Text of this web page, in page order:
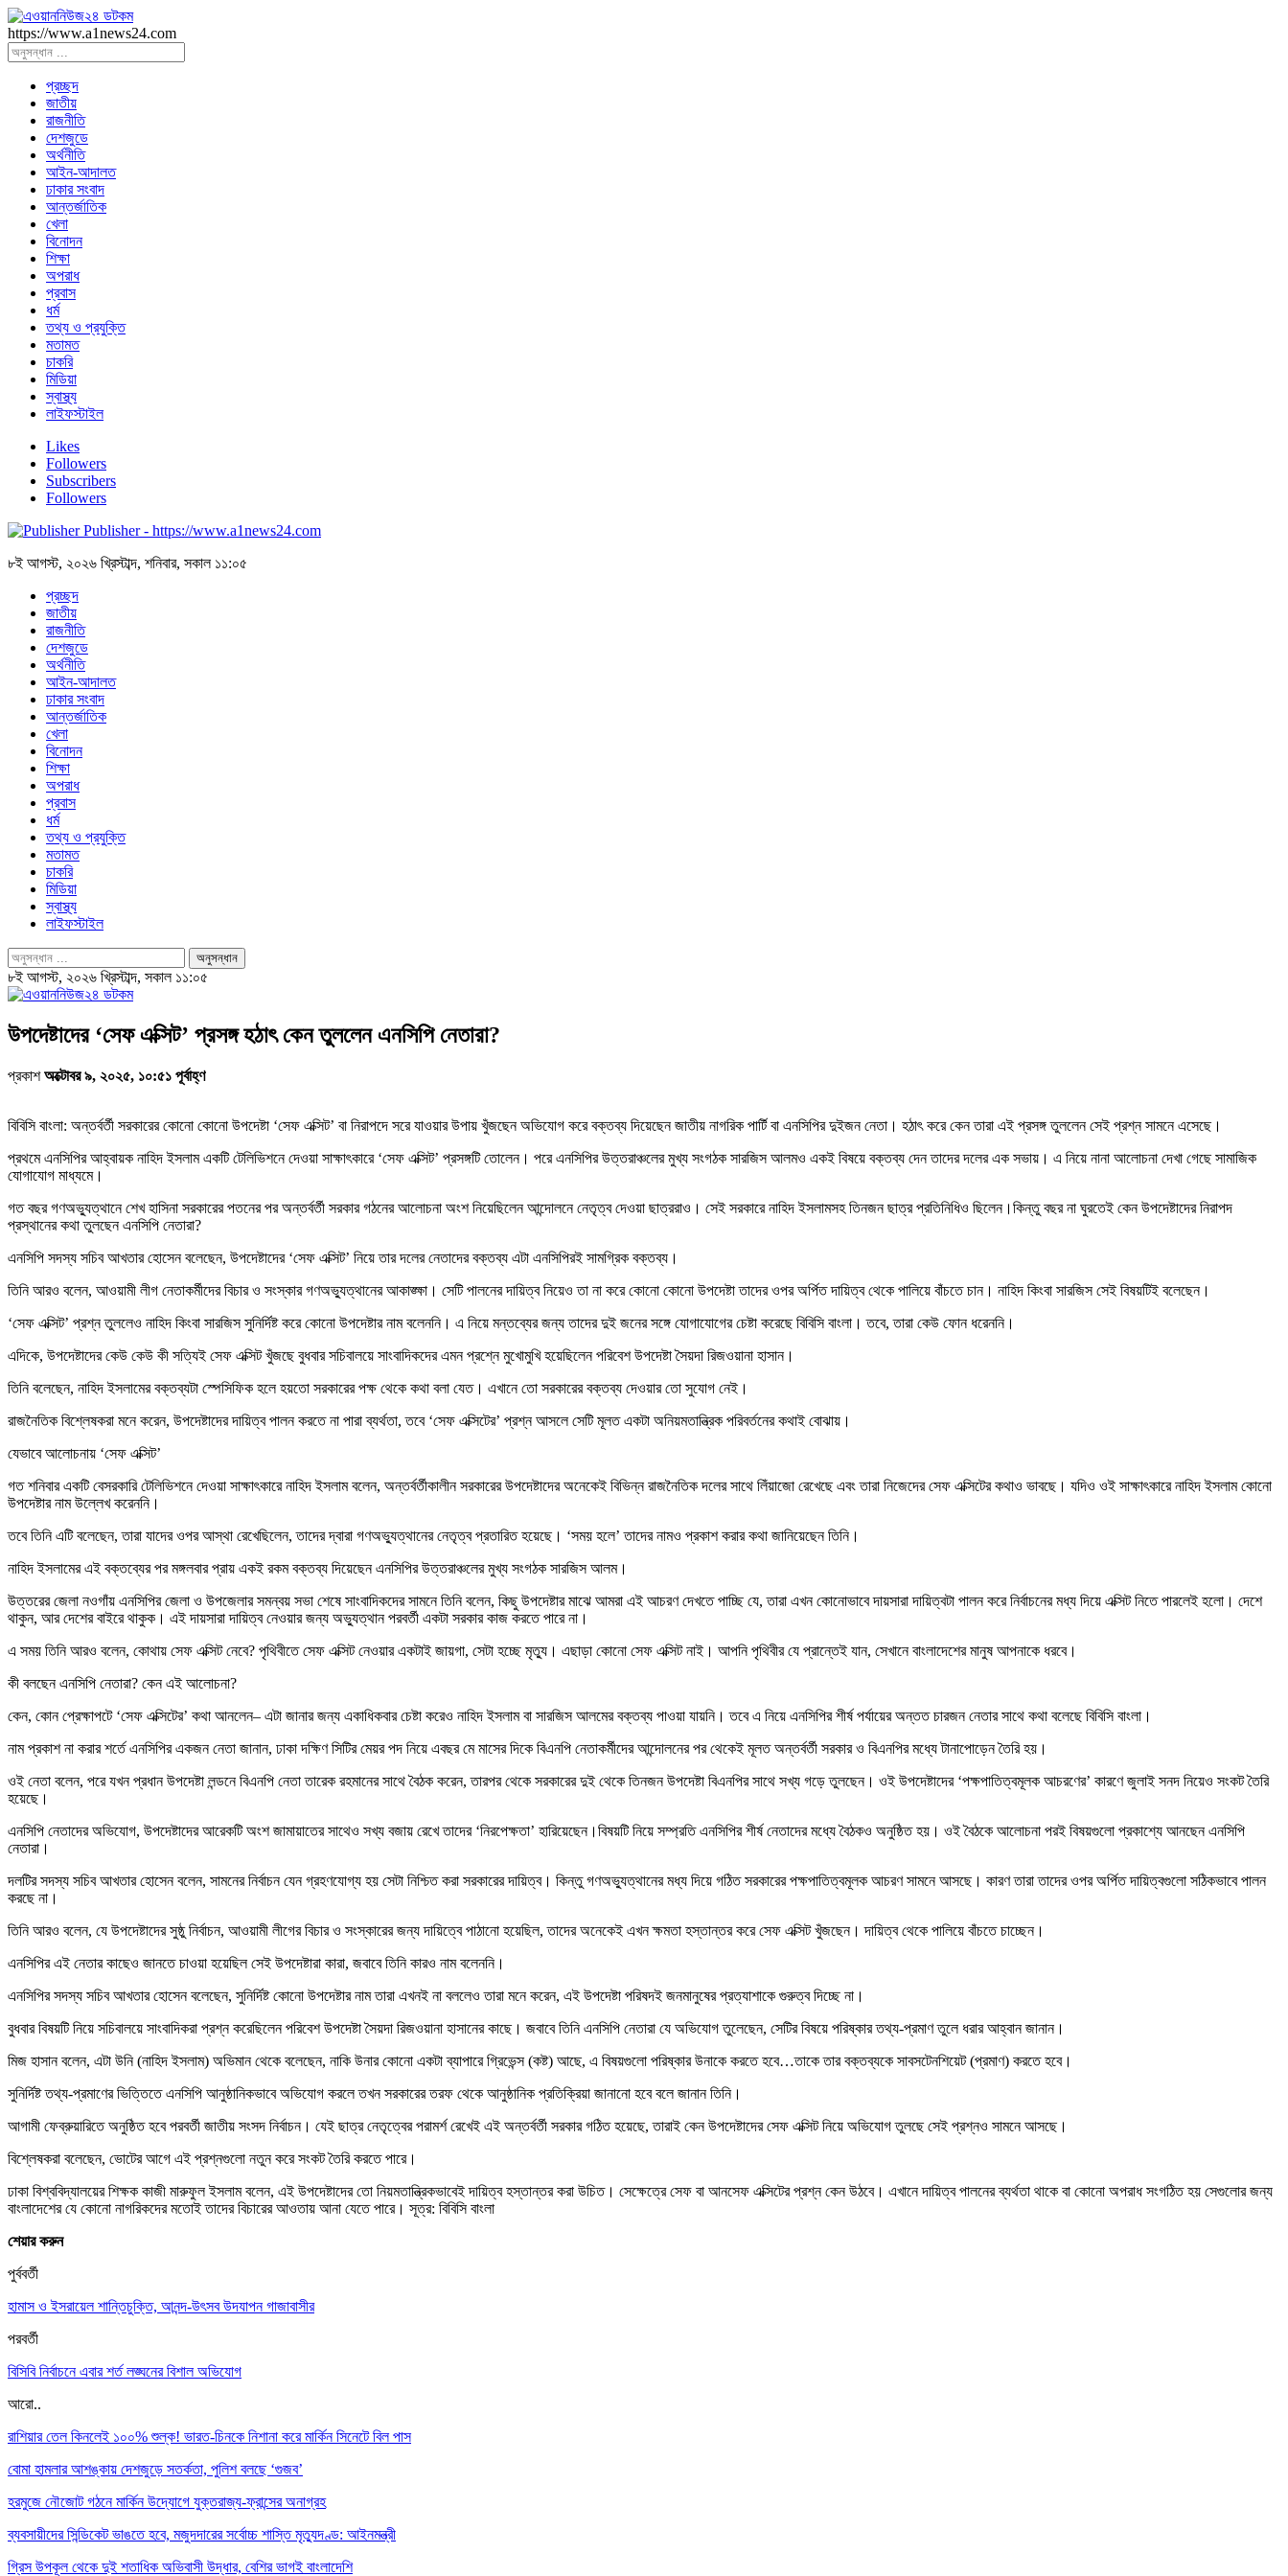
https://www.a1news24.com
প্রচ্ছদ
জাতীয়
রাজনীতি
দেশজুডে
অর্থনীতি
আইন-আদালত
ঢাকার সংবাদ
আন্তর্জাতিক
খেলা
বিনোদন
শিক্ষা
অপরাধ
প্রবাস
ধর্ম
তথ্য ও প্রযুক্তি
মতামত
চাকরি
মিডিয়া
স্বাস্থ্য
লাইফস্টাইল
Likes
Followers
Subscribers
Followers
Publisher - https://www.a1news24.com
৮ই আগস্ট, ২০২৬ খ্রিস্টাব্দ, শনিবার, সকাল ১১:০৫
প্রচ্ছদ
জাতীয়
রাজনীতি
দেশজুডে
অর্থনীতি
আইন-আদালত
ঢাকার সংবাদ
আন্তর্জাতিক
খেলা
বিনোদন
শিক্ষা
অপরাধ
প্রবাস
ধর্ম
তথ্য ও প্রযুক্তি
মতামত
চাকরি
মিডিয়া
স্বাস্থ্য
লাইফস্টাইল
৮ই আগস্ট, ২০২৬ খ্রিস্টাব্দ, সকাল ১১:০৫
উপদেষ্টাদের ‘সেফ এক্সিট’ প্রসঙ্গ হঠাৎ কেন তুললেন এনসিপি নেতারা?
প্রকাশঅক্টোবর ৯, ২০২৫, ১০:৫১ পূর্বাহ্ণ
বিবিসি বাংলা: অন্তর্বর্তী সরকারের কোনো কোনো উপদেষ্টা ‘সেফ এক্সিট’ বা নিরাপদে সরে যাওয়ার উপায় খুঁজছেন অভিযোগ করে বক্তব্য দিয়েছেন জাতীয় নাগরিক পার্টি বা এনসিপির দুইজন নেতা। হঠাৎ করে কেন তারা এই প্রসঙ্গ তুললেন সেই প্রশ্ন সামনে এসেছে।
প্রথমে এনসিপির আহ্বায়ক নাহিদ ইসলাম একটি টেলিভিশনে দেওয়া সাক্ষাৎকারে ‘সেফ এক্সিট’ প্রসঙ্গটি তোলেন। পরে এনসিপির উত্তরাঞ্চলের মুখ্য সংগঠক সারজিস আলমও একই বিষয়ে বক্তব্য দেন তাদের দলের এক সভায়। এ নিয়ে নানা আলোচনা দেখা গেছে সামাজিক
যোগাযোগ মাধ্যমে।
গত বছর গণঅভ্যুত্থানে শেখ হাসিনা সরকারের পতনের পর অন্তর্বর্তী সরকার গঠনের আলোচনা অংশ নিয়েছিলেন আন্দোলনে নেতৃত্ব দেওয়া ছাত্ররাও। সেই সরকারে নাহিদ ইসলামসহ তিনজন ছাত্র প্রতিনিধিও ছিলেন।কিন্তু বছর না ঘুরতেই কেন উপদেষ্টাদের নিরাপদ
প্রস্থানের কথা তুলছেন এনসিপি নেতারা?
এনসিপি সদস্য সচিব আখতার হোসেন বলেছেন, উপদেষ্টাদের ‘সেফ এক্সিট’ নিয়ে তার দলের নেতাদের বক্তব্য এটা এনসিপিরই সামগ্রিক বক্তব্য।
তিনি আরও বলেন, আওয়ামী লীগ নেতাকর্মীদের বিচার ও সংস্কার গণঅভ্যুত্থানের আকাঙ্ক্ষা। সেটি পালনের দায়িত্ব নিয়েও তা না করে কোনো কোনো উপদেষ্টা তাদের ওপর অর্পিত দায়িত্ব থেকে পালিয়ে বাঁচতে চান। নাহিদ কিংবা সারজিস সেই বিষয়টিই বলেছেন।
‘সেফ এক্সিট’ প্রশ্ন তুললেও নাহিদ কিংবা সারজিস সুনির্দিষ্ট করে কোনো উপদেষ্টার নাম বলেননি। এ নিয়ে মন্তব্যের জন্য তাদের দুই জনের সঙ্গে যোগাযোগের চেষ্টা করেছে বিবিসি বাংলা। তবে, তারা কেউ ফোন ধরেননি।
এদিকে, উপদেষ্টাদের কেউ কেউ কী সত্যিই সেফ এক্সিট খুঁজছে বুধবার সচিবালয়ে সাংবাদিকদের এমন প্রশ্নে মুখোমুখি হয়েছিলেন পরিবেশ উপদেষ্টা সৈয়দা রিজওয়ানা হাসান।
তিনি বলেছেন, নাহিদ ইসলামের বক্তব্যটা স্পেসিফিক হলে হয়তো সরকারের পক্ষ থেকে কথা বলা যেত। এখানে তো সরকারের বক্তব্য দেওয়ার তো সুযোগ নেই।
রাজনৈতিক বিশ্লেষকরা মনে করেন, উপদেষ্টাদের দায়িত্ব পালন করতে না পারা ব্যর্থতা, তবে ‘সেফ এক্সিটের’ প্রশ্ন আসলে সেটি মূলত একটা অনিয়মতান্ত্রিক পরিবর্তনের কথাই বোঝায়।
যেভাবে আলোচনায় ‘সেফ এক্সিট’
গত শনিবার একটি বেসরকারি টেলিভিশনে দেওয়া সাক্ষাৎকারে নাহিদ ইসলাম বলেন, অন্তর্বর্তীকালীন সরকারের উপদেষ্টাদের অনেকেই বিভিন্ন রাজনৈতিক দলের সাথে লিঁয়াজো রেখেছে এবং তারা নিজেদের সেফ এক্সিটের কথাও ভাবছে। যদিও ওই সাক্ষাৎকারে নাহিদ ইসলাম কোনো
উপদেষ্টার নাম উল্লেখ করেননি।
তবে তিনি এটি বলেছেন, তারা যাদের ওপর আস্থা রেখেছিলেন, তাদের দ্বারা গণঅভ্যুত্থানের নেতৃত্ব প্রতারিত হয়েছে। ‘সময় হলে’ তাদের নামও প্রকাশ করার কথা জানিয়েছেন তিনি।
নাহিদ ইসলামের এই বক্তব্যের পর মঙ্গলবার প্রায় একই রকম বক্তব্য দিয়েছেন এনসিপির উত্তরাঞ্চলের মুখ্য সংগঠক সারজিস আলম।
উত্তরের জেলা নওগাঁয় এনসিপির জেলা ও উপজেলার সমন্বয় সভা শেষে সাংবাদিকদের সামনে তিনি বলেন, কিছু উপদেষ্টার মাঝে আমরা এই আচরণ দেখতে পাচ্ছি যে, তারা এখন কোনোভাবে দায়সারা দায়িত্বটা পালন করে নির্বাচনের মধ্য দিয়ে এক্সিট নিতে পারলেই হলো। দেশে
থাকুন, আর দেশের বাইরে থাকুক। এই দায়সারা দায়িত্ব নেওয়ার জন্য অভ্যুত্থান পরবর্তী একটা সরকার কাজ করতে পারে না।
এ সময় তিনি আরও বলেন, কোথায় সেফ এক্সিট নেবে? পৃথিবীতে সেফ এক্সিট নেওয়ার একটাই জায়গা, সেটা হচ্ছে মৃত্যু। এছাড়া কোনো সেফ এক্সিট নাই। আপনি পৃথিবীর যে প্রান্তেই যান, সেখানে বাংলাদেশের মানুষ আপনাকে ধরবে।
কী বলছেন এনসিপি নেতারা? কেন এই আলোচনা?
কেন, কোন প্রেক্ষাপটে ‘সেফ এক্সিটের’ কথা আনলেন– এটা জানার জন্য একাধিকবার চেষ্টা করেও নাহিদ ইসলাম বা সারজিস আলমের বক্তব্য পাওয়া যায়নি। তবে এ নিয়ে এনসিপির শীর্ষ পর্যায়ের অন্তত চারজন নেতার সাথে কথা বলেছে বিবিসি বাংলা।
নাম প্রকাশ না করার শর্তে এনসিপির একজন নেতা জানান, ঢাকা দক্ষিণ সিটির মেয়র পদ নিয়ে এবছর মে মাসের দিকে বিএনপি নেতাকর্মীদের আন্দোলনের পর থেকেই মূলত অন্তর্বর্তী সরকার ও বিএনপির মধ্যে টানাপোড়েন তৈরি হয়।
ওই নেতা বলেন, পরে যখন প্রধান উপদেষ্টা লন্ডনে বিএনপি নেতা তারেক রহমানের সাথে বৈঠক করেন, তারপর থেকে সরকারের দুই থেকে তিনজন উপদেষ্টা বিএনপির সাথে সখ্য গড়ে তুলছেন। ওই উপদেষ্টাদের ‘পক্ষপাতিত্বমূলক আচরণের’ কারণে জুলাই সনদ নিয়েও সংকট তৈরি
হয়েছে।
এনসিপি নেতাদের অভিযোগ, উপদেষ্টাদের আরেকটি অংশ জামায়াতের সাথেও সখ্য বজায় রেখে তাদের ‘নিরপেক্ষতা’ হারিয়েছেন।বিষয়টি নিয়ে সম্প্রতি এনসিপির শীর্ষ নেতাদের মধ্যে বৈঠকও অনুষ্ঠিত হয়। ওই বৈঠকে আলোচনা পরই বিষয়গুলো প্রকাশ্যে আনছেন এনসিপি
নেতারা।
দলটির সদস্য সচিব আখতার হোসেন বলেন, সামনের নির্বাচন যেন গ্রহণযোগ্য হয় সেটা নিশ্চিত করা সরকারের দায়িত্ব। কিন্তু গণঅভ্যুত্থানের মধ্য দিয়ে গঠিত সরকারের পক্ষপাতিত্বমূলক আচরণ সামনে আসছে। কারণ তারা তাদের ওপর অর্পিত দায়িত্বগুলো সঠিকভাবে পালন
করছে না।
তিনি আরও বলেন, যে উপদেষ্টাদের সুষ্ঠু নির্বাচন, আওয়ামী লীগের বিচার ও সংস্কারের জন্য দায়িত্বে পাঠানো হয়েছিল, তাদের অনেকেই এখন ক্ষমতা হস্তান্তর করে সেফ এক্সিট খুঁজছেন। দায়িত্ব থেকে পালিয়ে বাঁচতে চাচ্ছেন।
এনসিপির এই নেতার কাছেও জানতে চাওয়া হয়েছিল সেই উপদেষ্টারা কারা, জবাবে তিনি কারও নাম বলেননি।
এনসিপির সদস্য সচিব আখতার হোসেন বলেছেন, সুনির্দিষ্ট কোনো উপদেষ্টার নাম তারা এখনই না বললেও তারা মনে করেন, এই উপদেষ্টা পরিষদই জনমানুষের প্রত্যাশাকে গুরুত্ব দিচ্ছে না।
বুধবার বিষয়টি নিয়ে সচিবালয়ে সাংবাদিকরা প্রশ্ন করেছিলেন পরিবেশ উপদেষ্টা সৈয়দা রিজওয়ানা হাসানের কাছে। জবাবে তিনি এনসিপি নেতারা যে অভিযোগ তুলেছেন, সেটির বিষয়ে পরিষ্কার তথ্য-প্রমাণ তুলে ধরার আহ্বান জানান।
মিজ হাসান বলেন, এটা উনি (নাহিদ ইসলাম) অভিমান থেকে বলেছেন, নাকি উনার কোনো একটা ব্যাপারে গ্রিভেন্স (কষ্ট) আছে, এ বিষয়গুলো পরিষ্কার উনাকে করতে হবে…তাকে তার বক্তব্যকে সাবসটেনশিয়েট (প্রমাণ) করতে হবে।
সুনির্দিষ্ট তথ্য-প্রমাণের ভিত্তিতে এনসিপি আনুষ্ঠানিকভাবে অভিযোগ করলে তখন সরকারের তরফ থেকে আনুষ্ঠানিক প্রতিক্রিয়া জানানো হবে বলে জানান তিনি।
আগামী ফেব্রুয়ারিতে অনুষ্ঠিত হবে পরবর্তী জাতীয় সংসদ নির্বাচন। যেই ছাত্র নেতৃত্বের পরামর্শ রেখেই এই অন্তর্বর্তী সরকার গঠিত হয়েছে, তারাই কেন উপদেষ্টাদের সেফ এক্সিট নিয়ে অভিযোগ তুলছে সেই প্রশ্নও সামনে আসছে।
বিশ্লেষকরা বলেছেন, ভোটের আগে এই প্রশ্নগুলো নতুন করে সংকট তৈরি করতে পারে।
ঢাকা বিশ্ববিদ্যালয়ের শিক্ষক কাজী মারুফুল ইসলাম বলেন, এই উপদেষ্টাদের তো নিয়মতান্ত্রিকভাবেই দায়িত্ব হস্তান্তর করা উচিত। সেক্ষেত্রে সেফ বা আনসেফ এক্সিটের প্রশ্ন কেন উঠবে। এখানে দায়িত্ব পালনের ব্যর্থতা থাকে বা কোনো অপরাধ সংগঠিত হয় সেগুলোর জন্য
বাংলাদেশের যে কোনো নাগরিকদের মতোই তাদের বিচারের আওতায় আনা যেতে পারে। সূত্র: বিবিসি বাংলা
শেয়ার করুন
পুর্ববর্তী
হামাস ও ইসরায়েল শান্তিচুক্তি, আনন্দ-উৎসব উদযাপন গাজাবাসীর
পরবর্তী
বিসিবি নির্বাচনে এবার শর্ত লঙ্ঘনের বিশাল অভিযোগ
আরো..
রাশিয়ার তেল কিনলেই ১০০% শুল্ক! ভারত-চিনকে নিশানা করে মার্কিন সিনেটে বিল পাস
বোমা হামলার আশঙ্কায় দেশজুড়ে সতর্কতা, পুলিশ বলছে ‘গুজব’
হরমুজে নৌজোট গঠনে মার্কিন উদ্যোগে যুক্তরাজ্য-ফ্রান্সের অনাগ্রহ
ব্যবসায়ীদের সিন্ডিকেট ভাঙতে হবে, মজুদদারের সর্বোচ্চ শাস্তি মৃত্যুদণ্ড: আইনমন্ত্রী
গ্রিস উপকূল থেকে দুই শতাধিক অভিবাসী উদ্ধার, বেশির ভাগই বাংলাদেশি